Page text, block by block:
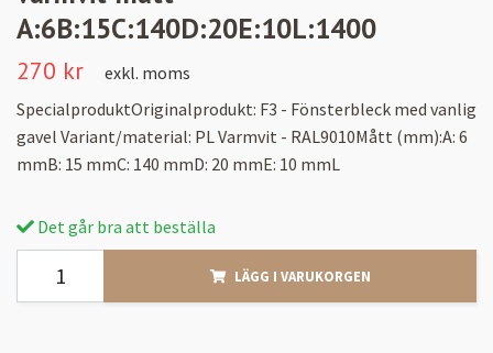
A:6B:15C:140D:20E:10L:1400
270 kr
exkl. moms
SpecialproduktOriginalprodukt: F3 - Fönsterbleck med vanlig
gavel Variant/material: PL Varmvit - RAL9010Mått (mm):A: 6
mmB: 15 mmC: 140 mmD: 20 mmE: 10 mmL
Det går bra att beställa
LÄGG I VARUKORGEN